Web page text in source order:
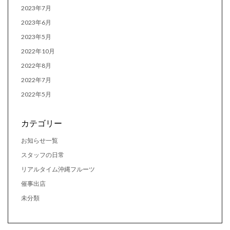
2023年7月
2023年6月
2023年5月
2022年10月
2022年8月
2022年7月
2022年5月
カテゴリー
お知らせ一覧
スタッフの日常
リアルタイム沖縄フルーツ
催事出店
未分類